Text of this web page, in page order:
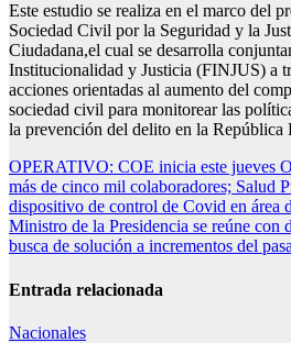
Este estudio se realiza en el marco del
Sociedad Civil por la Seguridad y la
Ciudadana,el cual se desarrolla
Institucionalidad y Justicia (FINJUS) a
acciones orientadas al aumento del
sociedad civil para monitorear las
la prevención del delito en la República
Navegación
de
entradas
OPERATIVO: COE inicia este jueves
más de cinco mil colaboradores; Salud
dispositivo de control de Covid en área
Ministro de la Presidencia se reúne con
busca de solución a incrementos del
Entrada relacionada
Nacionales